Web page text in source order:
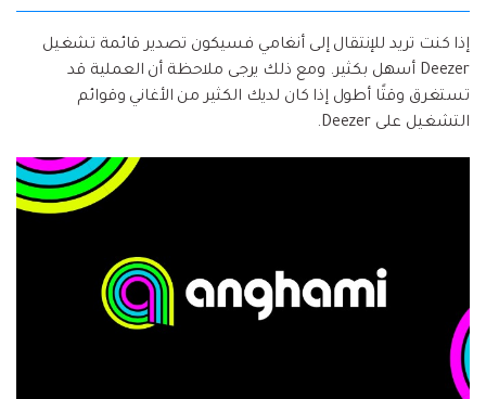
إذا كنت تريد للإنتقال إلى أنغامي فسيكون تصدير قائمة تشغيل
Deezer أسهل بكثير. ومع ذلك يرجى ملاحظة أن العملية قد
تستغرق وقتًا أطول إذا كان لديك الكثير من الأغاني وقوائم
التشغيل على Deezer.